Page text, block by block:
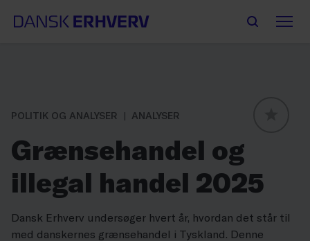
POLITIK OG ANALYSER
ANALYSER
Grænsehandel og
illegal handel 2025
Dansk Erhverv undersøger hvert år, hvordan det står til
med danskernes grænsehandel i Tyskland. Denne